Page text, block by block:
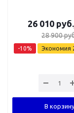
26 010 руб.
28 900
-10% Экономия
В корзину